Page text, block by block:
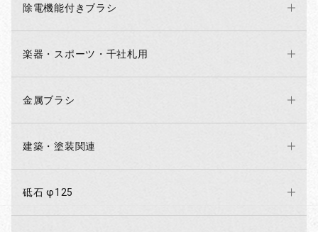
除電機能付きブラシ
楽器・スポーツ・千社札用
金属ブラシ
建築・塗装関連
砥石 φ125